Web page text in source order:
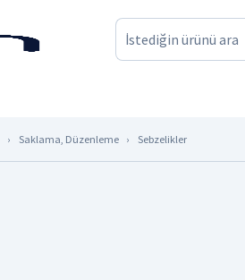
Saklama, Düzenleme Sebzelikler